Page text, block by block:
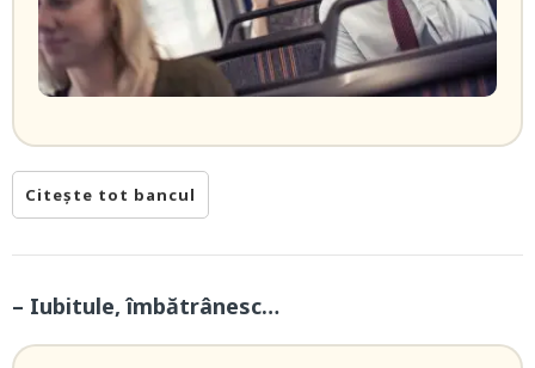
Citește tot bancul
– Iubitule, îmbătrânesc…